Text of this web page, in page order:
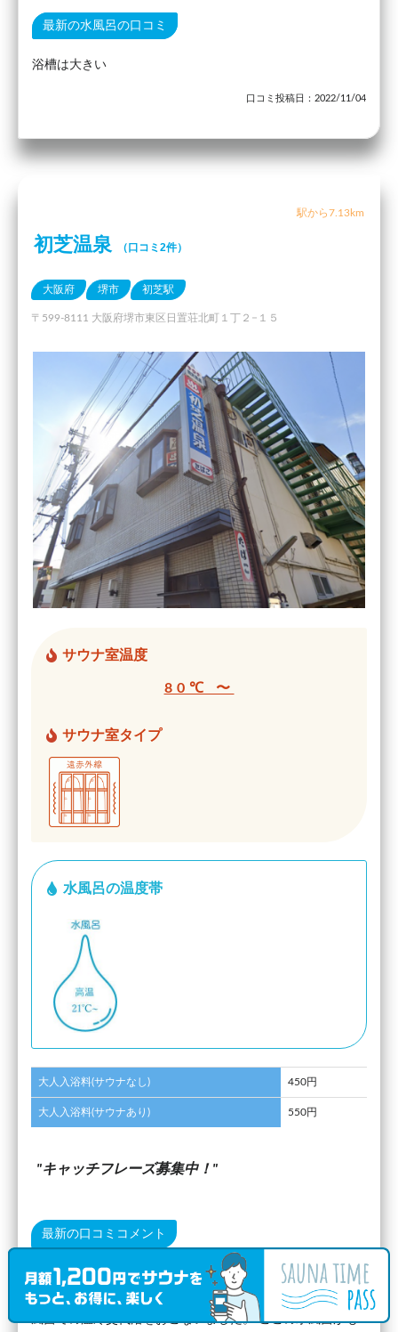
最新の水風呂の口コミ
浴槽は大きい
口コミ投稿日：2022/11/04
駅から7.13km
初芝温泉 （口コミ2件）
大阪府 堺市 初芝駅
〒599-8111 大阪府堺市東区日置荘北町１丁２−１５
サウナ室温度
80℃ 〜
サウナ室タイプ
水風呂の温度帯
大人入浴料(サウナなし) 450円
大人入浴料(サウナあり) 550円
キャッチフレーズ募集中！
最新の口コミコメント
2020.04.29 初芝駅までウォーキングして15時過ぎていたの
で久しぶりに訪問。 時節柄サウナは使用できず、温浴と水
風呂での温冷交代浴をおこないました。 ここの水風呂がも